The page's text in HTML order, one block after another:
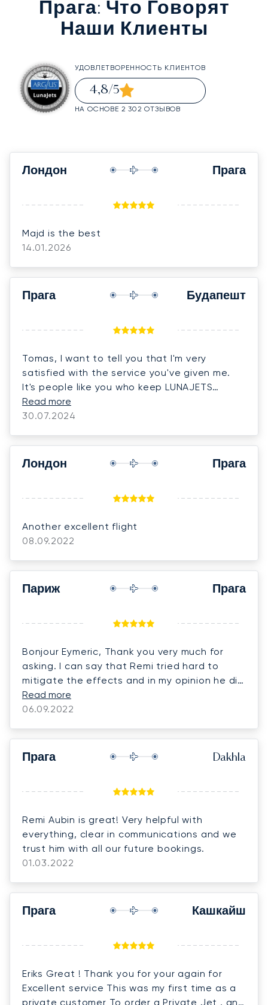
Прага: Что Говорят
Наши Клиенты
УДОВЛЕТВОРЕННОСТЬ КЛИЕНТОВ
4,8/5
НА ОСНОВЕ 2 302 ОТЗЫВОВ
Лондон Прага
Majd is the best
14.01.2026
Прага Будапешт
Tomas, I want to tell you that I'm very
satisfied with the service you've given me.
It's people like you who keep LUNAJETS
customers loyal to the company. You are an
extraordinary person and very attentive.
Read more
30.07.2024
Лондон Прага
Another excellent flight
08.09.2022
Париж Прага
Bonjour Eymeric, Thank you very much for
asking. I can say that Remi tried hard to
mitigate the effects and in my opinion he did
a very good job.
Read more
06.09.2022
Прага Dakhla
Remi Aubin is great! Very helpful with
everything, clear in communications and we
trust him with all our future bookings.
01.03.2022
Прага Кашкайш
Eriks Great ! Thank you for your again for
Excellent service This was my first time as a
private customer To order a Private Jet , and